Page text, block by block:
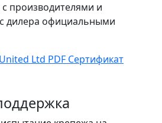
производителями и
дилера официальными
Ltd PDF Сертификат